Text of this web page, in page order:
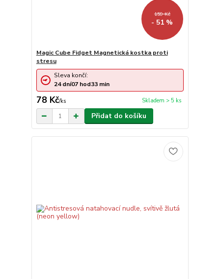
159 Kč
- 51 %
Magic Cube Fidget Magnetická kostka proti
stresu
78 Kč/ks Skladem > 5 ks
Sleva končí:
24 dní07 hod33 min
Přidat do košíku